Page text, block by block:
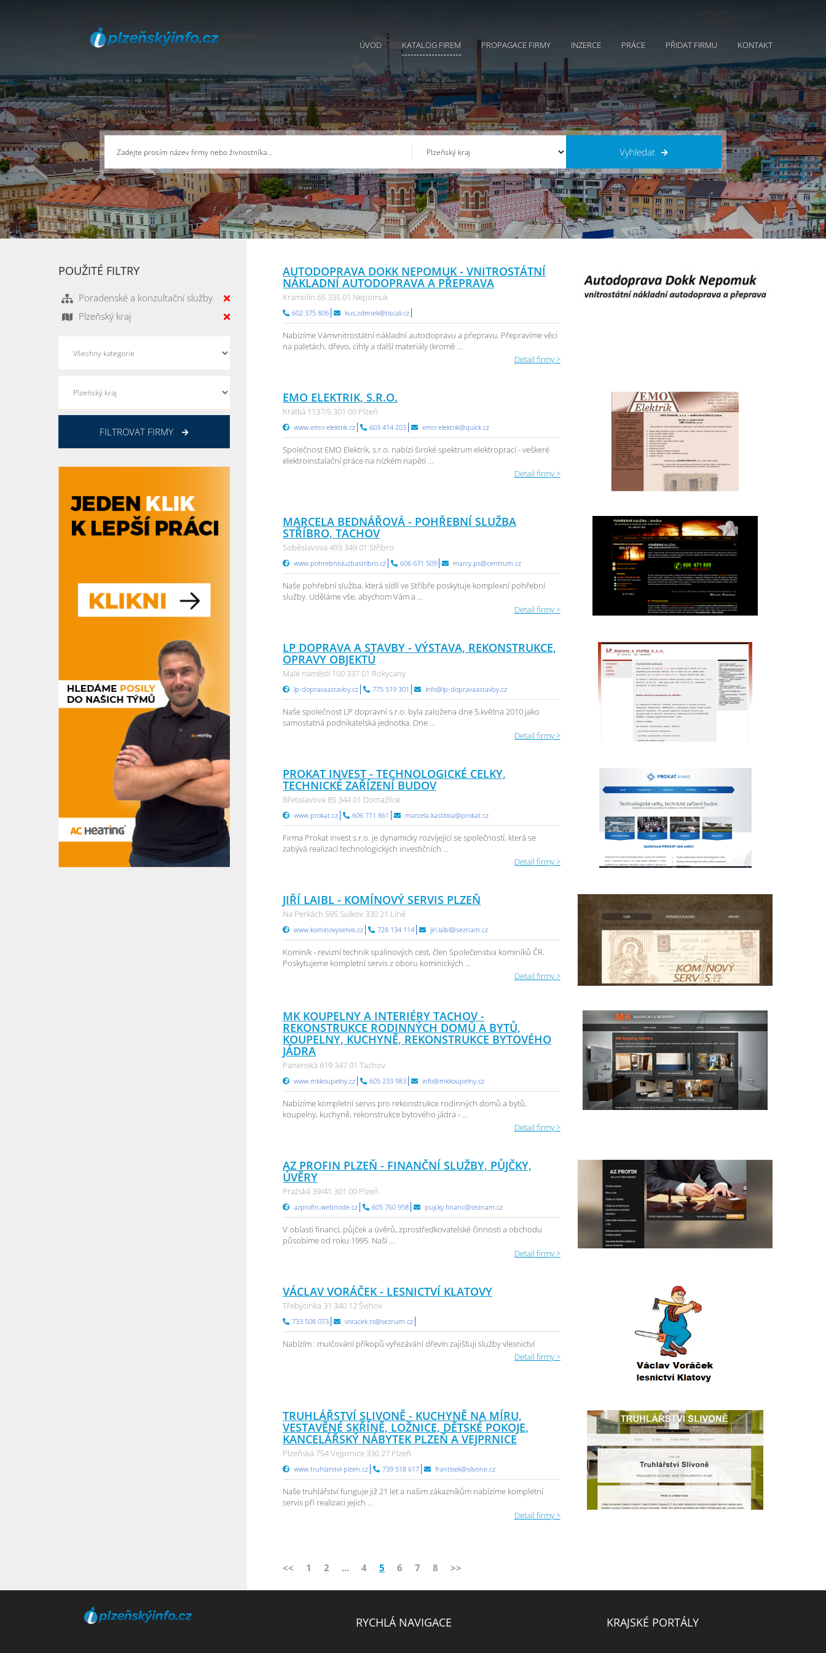
ÚVOD KATALOG FIREM PROPAGACE FIRMY INZERCE PRÁCE PŘIDAT FIRMU KONTAKT
Vyhledat
AUTODOPRAVA DOKK NEPOMUK - VNITROSTÁTNÍ
NÁKLADNÍ AUTODOPRAVA A PŘEPRAVA
Kramolín 65 335 01 Nepomuk
602 375 806 kus.zdenek@tiscali.cz
Nabízíme Vámvnitrostátní nákladní autodopravu a přepravu. Přepravíme věci
na paletách, dřevo, cihly a další materiály (kromě ...
Detail firmy >
EMO ELEKTRIK, S.R.O.
Krátká 1137/5 301 00 Plzeň
www.emo-elektrik.cz 603 414 203 emo-elektrik@quick.cz
Společnost EMO Elektrik, s.r.o. nabízí široké spektrum elektroprací - veškeré
elektroinstalační práce na nízkém napětí ...
Detail firmy >
MARCELA BEDNÁŘOVÁ - POHŘEBNÍ SLUŽBA
STŘÍBRO, TACHOV
Soběslavova 493 349 01 Stříbro
www.pohrebnisluzbastribro.cz 606 671 509 marcy.ps@centrum.cz
Naše pohřební služba, která sídlí ve Stříbře poskytuje komplexní pohřební
služby. Uděláme vše, abychom Vám a ...
Detail firmy >
LP DOPRAVA A STAVBY - VÝSTAVA, REKONSTRUKCE,
OPRAVY OBJEKTŮ
Malé náměstí 100 337 01 Rokycany
lp-dopravaastavby.cz 775 519 301 info@lp-dopravaastavby.cz
Naše společnost LP dopravní s.r.o. byla založena dne 5.května 2010 jako
samostatná podnikatelská jednotka. Dne ...
Detail firmy >
PROKAT INVEST - TECHNOLOGICKÉ CELKY,
TECHNICKÉ ZAŘÍZENÍ BUDOV
Břetislavova 85 344 01 Domažlice
www.prokat.cz 606 711 861 marcela.kastlova@prokat.cz
Firma Prokat invest s.r.o. je dynamicky rozvíjející se společností, která se
zabývá realizací technologických investičních ...
Detail firmy >
JIŘÍ LAIBL - KOMÍNOVÝ SERVIS PLZEŇ
Na Perkách 595 Sulkov 330 21 Líně
www.kominovyservis.cz 728 134 114 jiri.laibl@seznam.cz
Kominík - revizní technik spalinových cest, člen Společenstva kominíků ČR.
Poskytujeme kompletní servis z oboru kominických ...
Detail firmy >
MK KOUPELNY A INTERIÉRY TACHOV -
REKONSTRUKCE RODINNÝCH DOMŮ A BYTŮ,
KOUPELNY, KUCHYNĚ, REKONSTRUKCE BYTOVÉHO
JÁDRA
Panenská 619 347 01 Tachov
www.mkkoupelny.cz 605 233 983 info@mkkoupelny.cz
Nabízíme kompletní servis pro rekonstrukce rodinných domů a bytů,
koupelny, kuchyně, rekonstrukce bytového jádra - ...
Detail firmy >
AZ PROFIN PLZEŇ - FINANČNÍ SLUŽBY, PŮJČKY,
ÚVĚRY
Pražská 39/41 301 00 Plzeň
azprofin.webnode.cz 605 760 958 pujcky.financ@seznam.cz
V oblasti financí, půjček a úvěrů, zprostředkovatelské činnosti a obchodu
působíme od roku 1995. Naší ...
Detail firmy >
VÁCLAV VORÁČEK - LESNICTVÍ KLATOVY
Třebýcinka 31 340 12 Švihov
733 508 073 voracek.ts@seznam.cz
Nabízím : mulčování příkopů vyřezávání dřevin zajišťuji služby vlesnictví
Detail firmy >
TRUHLÁŘSTVÍ SLIVONĚ - KUCHYNĚ NA MÍRU,
VESTAVĚNÉ SKŘÍNĚ, LOŽNICE, DĚTSKÉ POKOJE,
KANCELÁŘSKÝ NÁBYTEK PLZEŇ A VEJPRNICE
Plzeňská 754 Vejprnice 330 27 Plzeň
www.truhlarstvi-plzen.cz 739 518 617 frantisek@slivone.cz
Naše truhlářství funguje již 21 let a našim zákazníkům nabízíme kompletní
servis při realizaci jejich ...
Detail firmy >
<< 1 2 ... 4 5 6 7 8 >>
POUŽITÉ FILTRY
Poradenské a konzultační služby
Plzeňský kraj
FILTROVAT FIRMY
RYCHLÁ NAVIGACE KRAJSKÉ PORTÁLY